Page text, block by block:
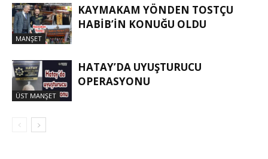
MANŞET
KAYMAKAM YÖNDEN TOSTÇU
HABIB’IN KONUĞU OLDU
ÜST MANŞET
HATAY’DA UYUŞTURUCU
OPERASYONU